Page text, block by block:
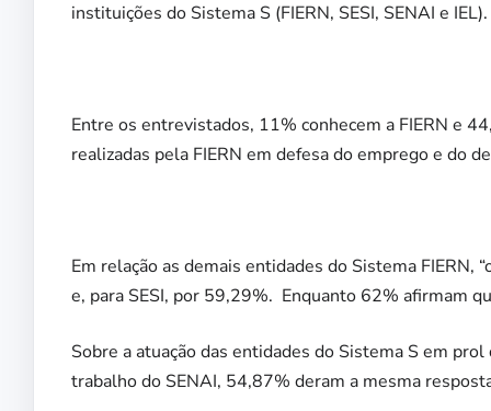
instituições do Sistema S (FIERN, SESI, SENAI e IEL).
Entre os entrevistados, 11% conhecem a FIERN e
realizadas pela FIERN em defesa do emprego e do
Em relação as demais entidades do Sistema FIERN,
e, para SESI, por 59,29%. Enquanto 62% afirmam
Sobre a atuação das entidades do Sistema S em
trabalho do SENAI, 54,87% deram a mesma